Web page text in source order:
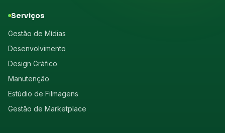
Serviços
Gestão de Mídias
Desenvolvimento
Design Gráfico
Manutenção
Estúdio de Filmagens
Gestão de Marketplace